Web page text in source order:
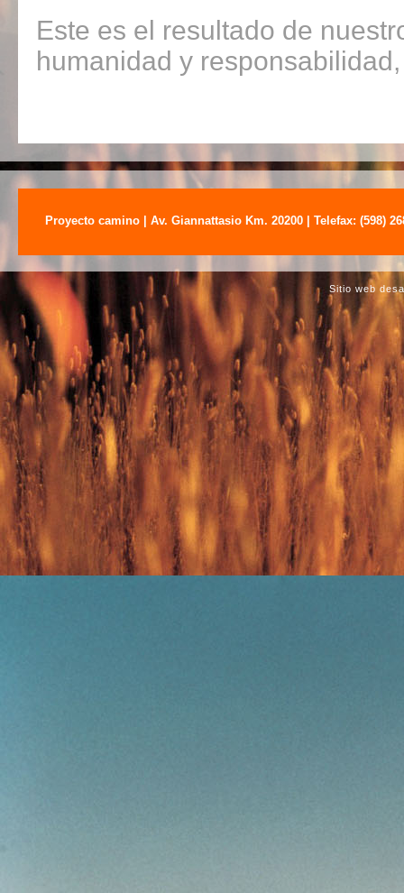
Este es el resultado de
humanidad y
Proyecto camino | Av. Giannattasio Km. 20200 | Telefax: (598)
Sitio web